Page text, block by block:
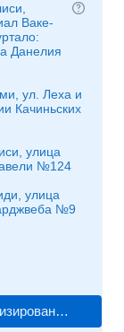
Ваке-
Данелия
ул. Леха и
Качиньских
улица
№124
улица
№9
Роботизированная хирургия